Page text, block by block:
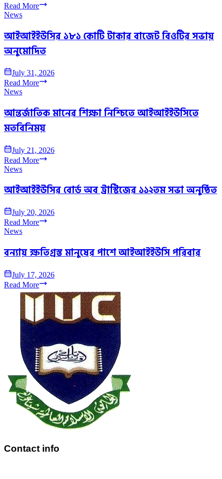
Read More
News
আইআইইউসির ১৮১ কোটি টাকার বাজেট বিওটির সভায়
অনুমোদিত
July 31, 2026
Read More
News
আন্তর্জাতিক মানের শিক্ষা নিশ্চিতে আইআইইউসিতে
মতবিনিময়
July 21, 2026
Read More
News
আইআইইউসির বোর্ড অব ট্রাস্টিজের ১১২তম সভা অনুষ্ঠিত
July 20, 2026
Read More
News
বন্যায় ক্ষতিগ্রস্ত মানুষের পাশে আইআইইউসি পরিবার
July 17, 2026
Read More
Contact info